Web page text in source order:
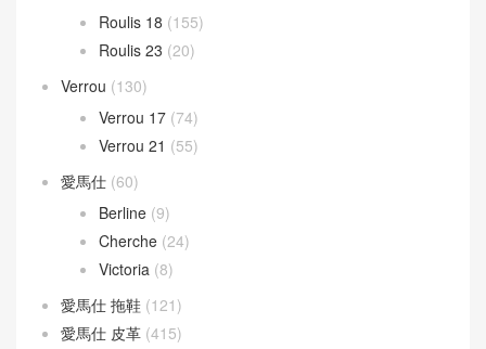
Roulis 18 (155)
Roulis 23 (20)
Verrou (130)
Verrou 17 (74)
Verrou 21 (55)
愛馬仕 (60)
Berline (9)
Cherche (24)
Victoria (8)
愛馬仕 拖鞋 (121)
愛馬仕 皮革 (415)